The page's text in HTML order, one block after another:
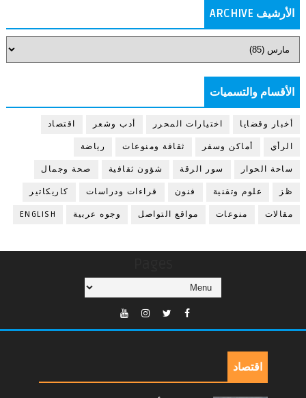
الأرشيف ARCHIVE
الأقسام والتسميات
أخبار وقضايا اختيارات المحرر أدب وشعر اقتصاد
الرأي أماكن وسفر ثقافة ومنوعات رياضة
ساحة الحوار سور الرقة شؤون ثقافية صحة وجمال
ظز علوم وتقنية فنون قراءات ودراسات كاريكاتير
مقالات منوعات مواقع التواصل وجوه عربية ENGLISH
اقتصاد